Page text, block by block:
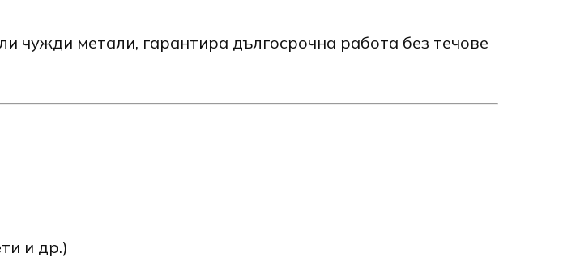
чужди метали, гарантира дългосрочна работа без течове
и др.)